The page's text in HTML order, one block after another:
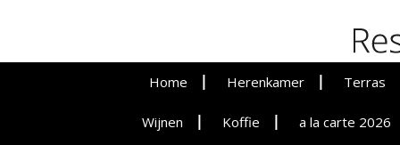
De
Home Herenkamer
Vergaderen
Terras
Lunchen
Wijnen Koffie a la carte 2026